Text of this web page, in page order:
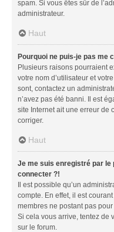
spam. Si vous êtes sûr de
administrateur.
Haut
Pourquoi ne puis-je pas me
Plusieurs raisons pourraient
votre nom d’utilisateur et
sont, contactez un
n’avez pas été banni. Il est
site Internet ait une erreur de
corriger.
Haut
Je me suis enregistré par le
connecter ?!
Il est possible qu’un
compte. En effet, il est
membres ne postant pas
Si cela vous arrive, tentez de
sur le forum.